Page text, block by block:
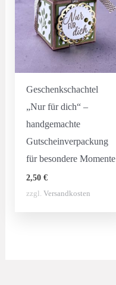
Geschenkschachtel
„Nur für dich“ –
handgemachte
Gutscheinverpackung
für besondere Momente
2,50 €
zzgl. Versandkosten